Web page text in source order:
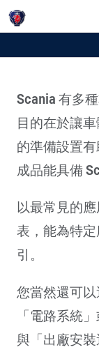
Scania 有多
目的在於讓
的準備設置
成品能具備
以最常見的
表，能為特
引。
您當然還可
「電路系統
與「出廠安裝